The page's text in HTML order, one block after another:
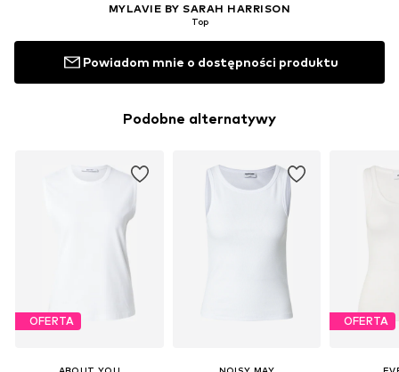
MYLAVIE BY SARAH HARRISON
Top
Powiadom mnie o dostępności produktu
Podobne alternatywy
OFERTA OFERTA